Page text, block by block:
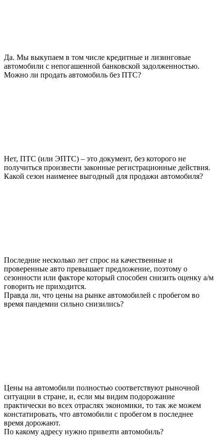
Да. Мы выкупаем в том числе кредитные и лизинговые
автомобили с непогашенной банковской задолженностью.
Можно ли продать автомобиль без ПТС?
Нет, ПТС (или ЭПТС) – это документ, без которого не
получиться произвести законные регистрационные действия.
Какой сезон наименее выгодный для продажи автомобиля?
Последние несколько лет спрос на качественные и
проверенные авто превышает предложение, поэтому о
сезонности или факторе который способен снизить оценку а/м
говорить не приходится.
Правда ли, что цены на рынке автомобилей с пробегом во
время пандемии сильно снизились?
Цены на автомобили полностью соответствуют рыночной
ситуации в стране, и, если мы видим подорожание
практически во всех отраслях экономики, то так же можем
констатировать, что автомобили с пробегом в последнее
время дорожают.
По какому адресу нужно привезти автомобиль?